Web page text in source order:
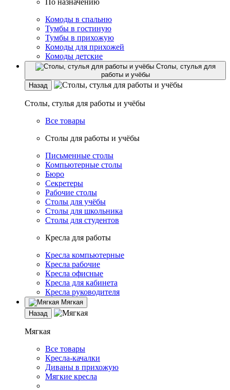
По назначению
Комоды в спальню
Тумбы в гостиную
Тумбы в прихожую
Комоды для прихожей
Комоды детские
Столы, стулья для
работы и учёбы
Назад
Столы, стулья для работы и учёбы
Все товары
Столы для работы и учёбы
Письменные столы
Компьютерные столы
Бюро
Секретеры
Рабочие столы
Столы для учёбы
Столы для школьника
Столы для студентов
Кресла для работы
Кресла компьютерные
Кресла рабочие
Кресла офисные
Кресла для кабинета
Кресла руководителя
Мягкая
Назад
Мягкая
Все товары
Кресла-качалки
Диваны в прихожую
Мягкие кресла